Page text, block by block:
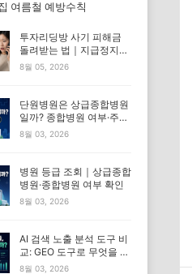
여름철 예방수칙
투자리딩방 사기 피해금
돌려받는 법｜지급정지부
터 경찰 신고까지
8월 05, 2026
단원병원은 상급종합병원
일까? 종합병원 여부·주소·
전화번호 확인
8월 03, 2026
병원 등급 조회｜상급종합
병원·종합병원 여부 확인
8월 03, 2026
AI 검색 노출 분석 도구 비
교: GEO 도구로 무엇을 확
인할 수 있을까?
8월 03, 2026